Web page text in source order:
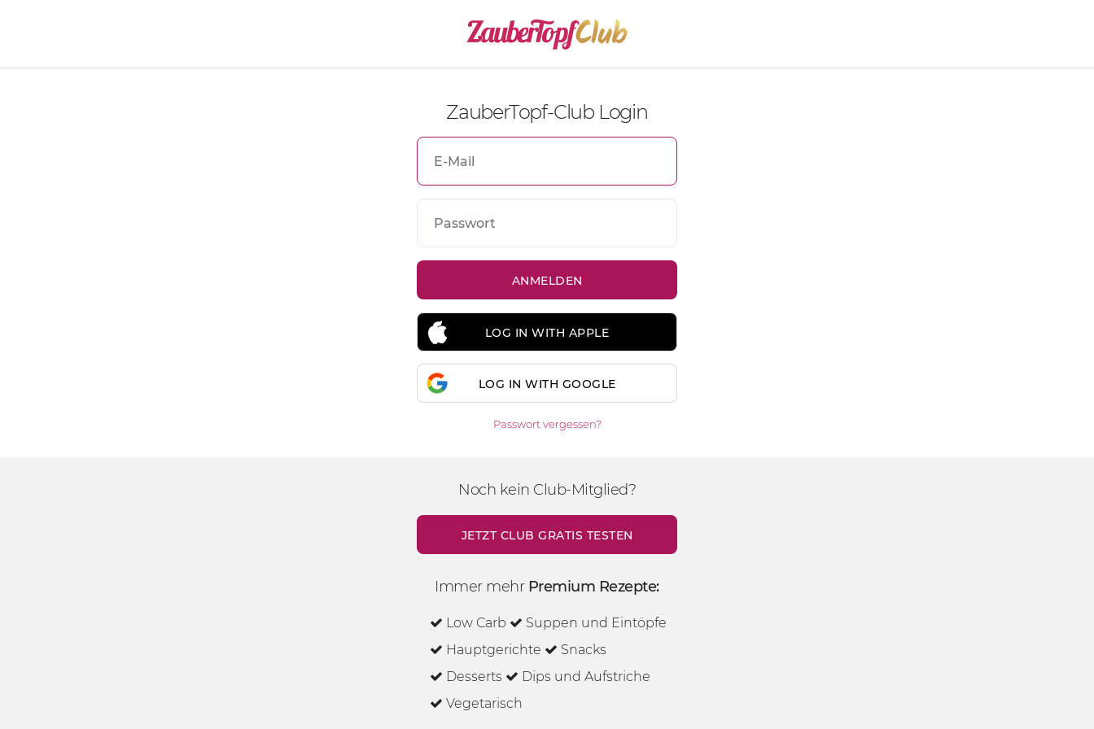
ZauberTopf-Club Login
LOG IN WITH APPLE
LOG IN WITH GOOGLE
Passwort vergessen?
Noch kein Club-Mitglied?
JETZT CLUB GRATIS TESTEN
Immer mehr Premium Rezepte:
Low Carb
Suppen und Eintöpfe
Hauptgerichte
Snacks
Desserts
Dips und Aufstriche
Vegetarisch